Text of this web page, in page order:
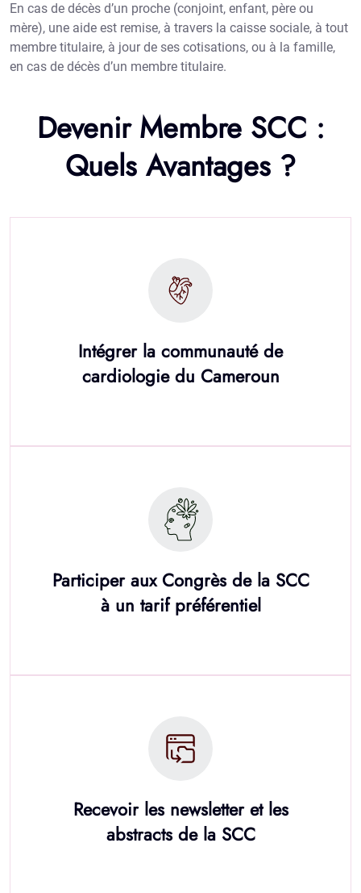
En cas de décès d’un proche (conjoint, enfant, père ou
mère), une aide est remise, à travers la caisse sociale, à tout
membre titulaire, à jour de ses cotisations, ou à la famille,
en cas de décès d’un membre titulaire.
Devenir Membre SCC :
Quels Avantages ?
Intégrer la communauté de
cardiologie du Cameroun
Participer aux Congrès de la SCC
à un tarif préférentiel
Recevoir les newsletter et les
abstracts de la SCC